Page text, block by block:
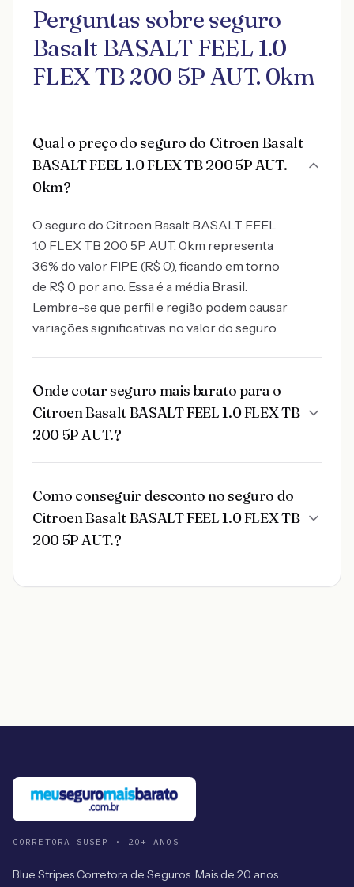
Perguntas sobre seguro
Basalt BASALT FEEL 1.0
FLEX TB 200 5P AUT. 0km
Qual o preço do seguro do Citroen Basalt
BASALT FEEL 1.0 FLEX TB 200 5P AUT.
0km?
O seguro do Citroen Basalt BASALT FEEL
1.0 FLEX TB 200 5P AUT. 0km representa
3.6% do valor FIPE (R$ 0), ficando em torno
de R$ 0 por ano. Essa é a média Brasil.
Lembre-se que perfil e região podem causar
variações significativas no valor do seguro.
Onde cotar seguro mais barato para o
Citroen Basalt BASALT FEEL 1.0 FLEX TB
200 5P AUT.?
Como conseguir desconto no seguro do
Citroen Basalt BASALT FEEL 1.0 FLEX TB
200 5P AUT.?
CORRETORA SUSEP · 20+ ANOS
Blue Stripes Corretora de Seguros. Mais de 20 anos